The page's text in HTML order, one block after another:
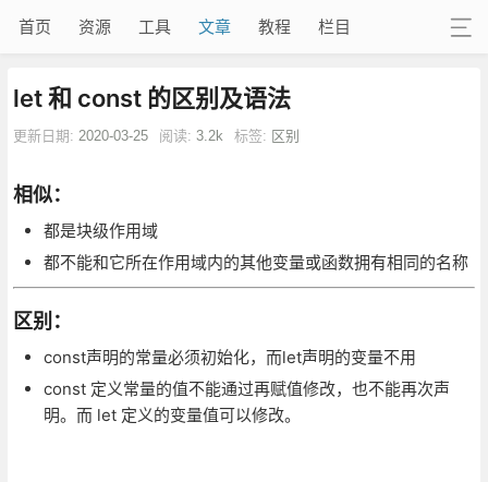
首页 资源 工具 文章 教程 栏目
let 和 const 的区别及语法
更新日期: 2020-03-25 阅读: 3.2k 标签: 区别
相似：
都是块级作用域
都不能和它所在作用域内的其他变量或函数拥有相同的名称
区别：
const声明的常量必须初始化，而let声明的变量不用
const 定义常量的值不能通过再赋值修改，也不能再次声
明。而 let 定义的变量值可以修改。